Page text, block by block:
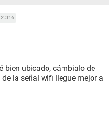
bien ubicado, cámbialo de
la señal wifi llegue mejor a